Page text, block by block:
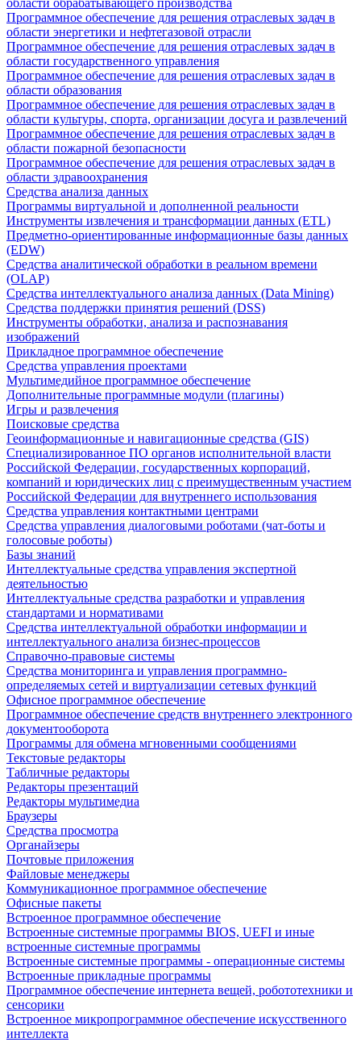
области обрабатывающего производства
Программное обеспечение для решения отраслевых задач в
области энергетики и нефтегазовой отрасли
Программное обеспечение для решения отраслевых задач в
области государственного управления
Программное обеспечение для решения отраслевых задач в
области образования
Программное обеспечение для решения отраслевых задач в
области культуры, спорта, организации досуга и развлечений
Программное обеспечение для решения отраслевых задач в
области пожарной безопасности
Программное обеспечение для решения отраслевых задач в
области здравоохранения
Средства анализа данных
Программы виртуальной и дополненной реальности
Инструменты извлечения и трансформации данных (ETL)
Предметно-ориентированные информационные базы данных
(EDW)
Средства аналитической обработки в реальном времени
(OLAP)
Средства интеллектуального анализа данных (Data Mining)
Средства поддержки принятия решений (DSS)
Инструменты обработки, анализа и распознавания
изображений
Прикладное программное обеспечение
Средства управления проектами
Мультимедийное программное обеспечение
Дополнительные программные модули (плагины)
Игры и развлечения
Поисковые средства
Геоинформационные и навигационные средства (GIS)
Специализированное ПО органов исполнительной власти
Российской Федерации, государственных корпораций,
компаний и юридических лиц с преимущественным участием
Российской Федерации для внутреннего использования
Средства управления контактными центрами
Средства управления диалоговыми роботами (чат-боты и
голосовые роботы)
Базы знаний
Интеллектуальные средства управления экспертной
деятельностью
Интеллектуальные средства разработки и управления
стандартами и нормативами
Средства интеллектуальной обработки информации и
интеллектуального анализа бизнес-процессов
Справочно-правовые системы
Средства мониторинга и управления программно-
определяемых сетей и виртуализации сетевых функций
Офисное программное обеспечение
Программное обеспечение средств внутреннего электронного
документооборота
Программы для обмена мгновенными сообщениями
Текстовые редакторы
Табличные редакторы
Редакторы презентаций
Редакторы мультимедиа
Браузеры
Средства просмотра
Органайзеры
Почтовые приложения
Файловые менеджеры
Коммуникационное программное обеспечение
Офисные пакеты
Встроенное программное обеспечение
Встроенные системные программы BIOS, UEFI и иные
встроенные системные программы
Встроенные системные программы - операционные системы
Встроенные прикладные программы
Программное обеспечение интернета вещей, робототехники и
сенсорики
Встроенное микропрограммное обеспечение искусственного
интеллекта